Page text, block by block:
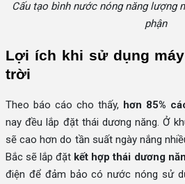
Cấu tạo bình nước nóng năng lượng
phận
Lợi ích khi sử dụng
trời
Theo báo cáo cho thấy, hơn 85%
nay đều lắp đặt thái dương năng. Ở
sẽ cao hơn do tần suất ngày nắng
Bắc sẽ lắp đặt kết hợp thái dương
điện để đảm bảo có nước nóng sử